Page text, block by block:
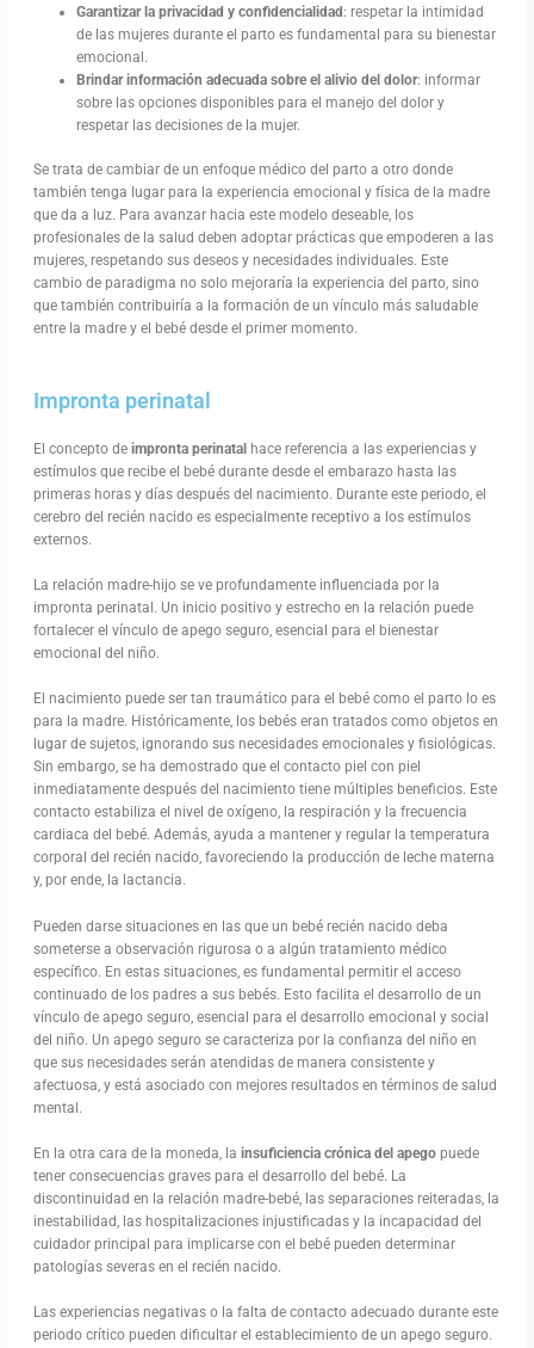
Garantizar la privacidad y confidencialidad: respetar la intimidad
de las mujeres durante el parto es fundamental para su bienestar
emocional.
Brindar información adecuada sobre el alivio del dolor: informar
sobre las opciones disponibles para el manejo del dolor y
respetar las decisiones de la mujer.
Se trata de cambiar de un enfoque médico del parto a otro donde
también tenga lugar para la experiencia emocional y física de la madre
que da a luz. Para avanzar hacia este modelo deseable, los
profesionales de la salud deben adoptar prácticas que empoderen a las
mujeres, respetando sus deseos y necesidades individuales. Este
cambio de paradigma no solo mejoraría la experiencia del parto, sino
que también contribuiría a la formación de un vínculo más saludable
entre la madre y el bebé desde el primer momento.
Impronta perinatal
El concepto deimpronta perinatal hace referencia a las experiencias y
estímulos que recibe el bebé durante desde el embarazo hasta las
primeras horas y días después del nacimiento. Durante este periodo, el
cerebro del recién nacido es especialmente receptivo a los estímulos
externos.
La relación madre-hijo se ve profundamente influenciada por la
impronta perinatal. Un inicio positivo y estrecho en la relación puede
fortalecer el vínculo de apego seguro, esencial para el bienestar
emocional del niño.
El nacimiento puede ser tan traumático para el bebé como el parto lo es
para la madre. Históricamente, los bebés eran tratados como objetos en
lugar de sujetos, ignorando sus necesidades emocionales y fisiológicas.
Sin embargo, se ha demostrado que el contacto piel con piel
inmediatamente después del nacimiento tiene múltiples beneficios. Este
contacto estabiliza el nivel de oxígeno, la respiración y la frecuencia
cardiaca del bebé. Además, ayuda a mantener y regular la temperatura
corporal del recién nacido, favoreciendo la producción de leche materna
y, por ende, la lactancia.
Pueden darse situaciones en las que un bebé recién nacido deba
someterse a observación rigurosa o a algún tratamiento médico
específico. En estas situaciones, es fundamental permitir el acceso
continuado de los padres a sus bebés. Esto facilita el desarrollo de un
vínculo de apego seguro, esencial para el desarrollo emocional y social
del niño. Un apego seguro se caracteriza por la confianza del niño en
que sus necesidades serán atendidas de manera consistente y
afectuosa, y está asociado con mejores resultados en términos de salud
mental.
En la otra cara de la moneda, lainsuficiencia crónica del apego puede
tener consecuencias graves para el desarrollo del bebé. La
discontinuidad en la relación madre-bebé, las separaciones reiteradas, la
inestabilidad, las hospitalizaciones injustificadas y la incapacidad del
cuidador principal para implicarse con el bebé pueden determinar
patologías severas en el recién nacido.
Las experiencias negativas o la falta de contacto adecuado durante este
periodo crítico pueden dificultar el establecimiento de un apego seguro.